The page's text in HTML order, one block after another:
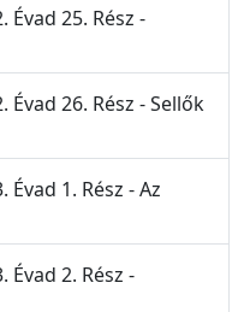
Évad 25. Rész -
Évad 26. Rész - Sellők
Évad 1. Rész - Az
Évad 2. Rész -